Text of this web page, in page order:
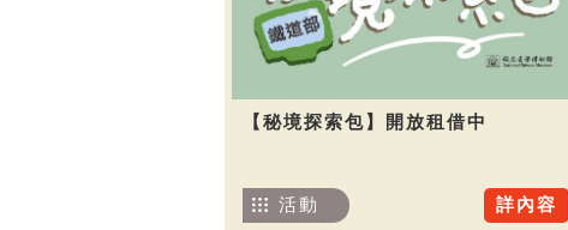
【秘境探索包】開放租借中
詳內容
活動